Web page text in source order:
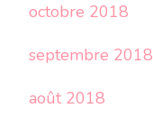
octobre 2018
septembre 2018
août 2018